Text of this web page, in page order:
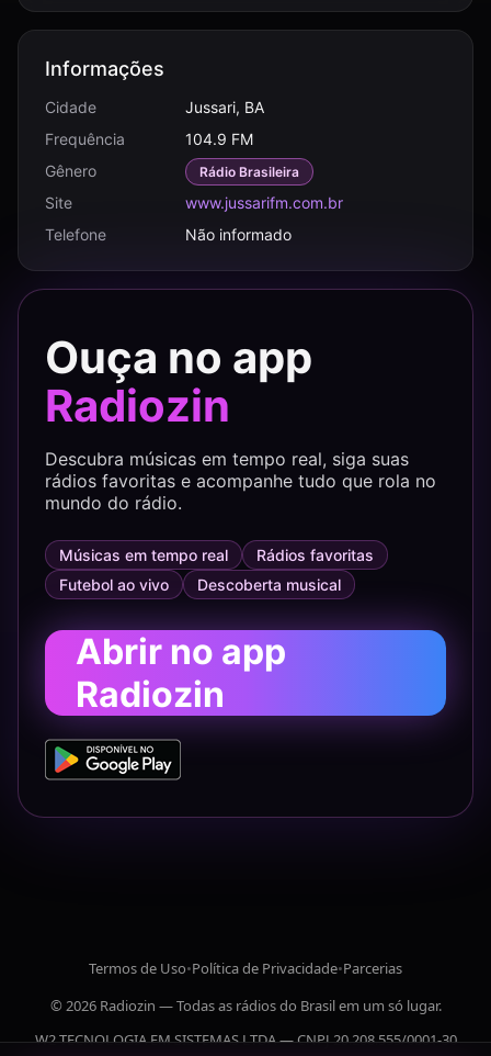
Informações
Cidade
Jussari, BA
Frequência
104.9 FM
Gênero
Rádio Brasileira
Site
www.jussarifm.com.br
Telefone
Não informado
Ouça no app
Radiozin
Descubra músicas em tempo real, siga suas
rádios favoritas e acompanhe tudo que rola no
mundo do rádio.
Músicas em tempo real
Rádios favoritas
Futebol ao vivo
Descoberta musical
Abrir no app
Radiozin
Termos de Uso•Política de Privacidade•Parcerias
© 2026 Radiozin — Todas as rádios do Brasil em um só lugar.
W2 TECNOLOGIA EM SISTEMAS LTDA — CNPJ 20.208.555/0001-30